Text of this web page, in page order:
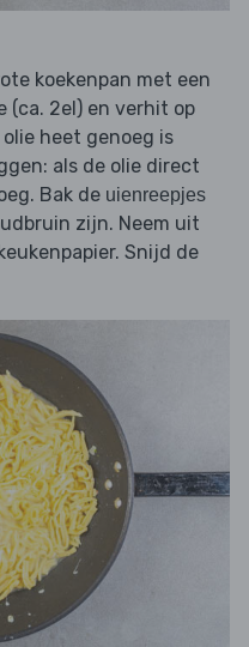
koekenpan met een
(ca. 2el) en verhit op
heet genoeg is
als de olie direct
Bak de uienreepjes
zijn. Neem uit
Snijd de